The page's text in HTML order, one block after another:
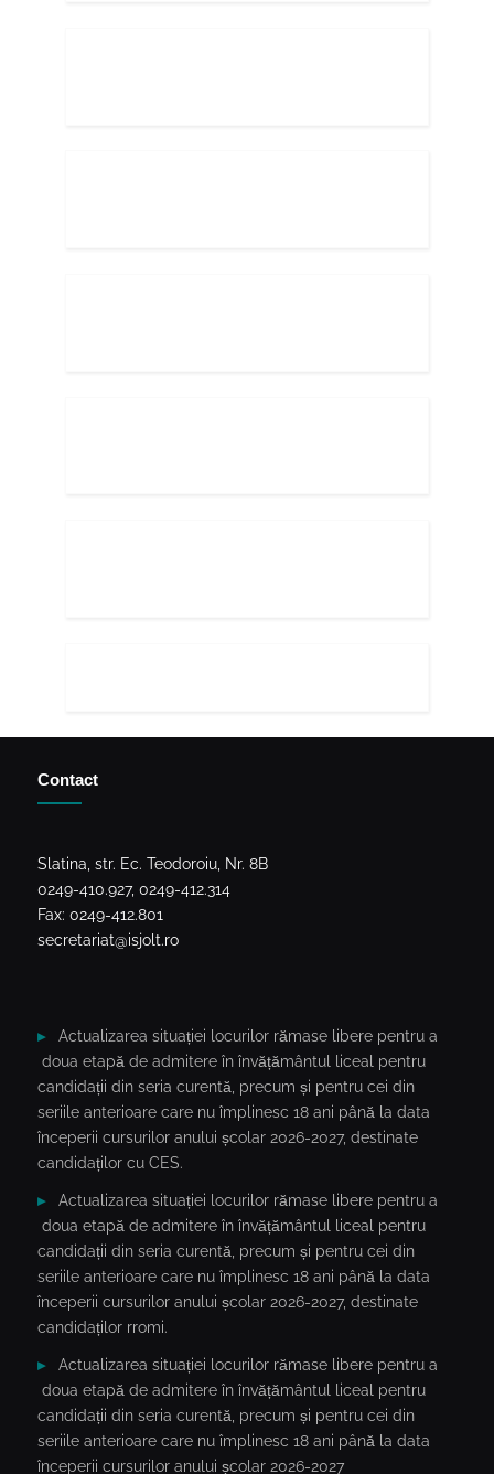
Contact
Slatina, str. Ec. Teodoroiu, Nr. 8B
0249-410.927, 0249-412.314
Fax: 0249-412.801
secretariat@isjolt.ro
Actualizarea situației locurilor rămase libere pentru a
doua etapă de admitere în învățământul liceal pentru
candidații din seria curentă, precum și pentru cei din
seriile anterioare care nu împlinesc 18 ani până la data
începerii cursurilor anului școlar 2026-2027, destinate
candidaților cu CES.
Actualizarea situației locurilor rămase libere pentru a
doua etapă de admitere în învățământul liceal pentru
candidații din seria curentă, precum și pentru cei din
seriile anterioare care nu împlinesc 18 ani până la data
începerii cursurilor anului școlar 2026-2027, destinate
candidaților rromi.
Actualizarea situației locurilor rămase libere pentru a
doua etapă de admitere în învățământul liceal pentru
candidații din seria curentă, precum și pentru cei din
seriile anterioare care nu împlinesc 18 ani până la data
începerii cursurilor anului școlar 2026-2027